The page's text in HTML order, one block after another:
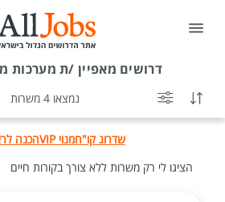
דרושים מאפיין /ת מערכות
נמצאו 4 משרות
שדרוג קו"חמנוי VIP הכנה
הציגו לי רק משרות ללא צורך בקורות חיים